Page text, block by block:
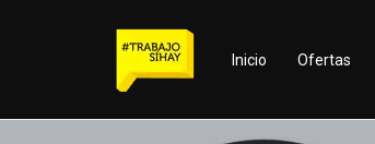
Inicio Ofertas